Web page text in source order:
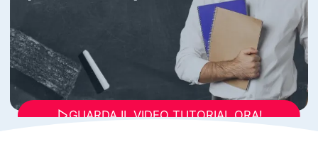
GUARDA IL VIDEO TUTORIAL ORA!